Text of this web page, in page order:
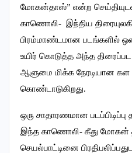
மோகன்தாஸ்” என்ற
காணொலி- இந்திய
பிரம்மாண்டமான படங்களில்
உயிர் கொடுத்த அந்த
ஆளுமை மிக்க நேரடியான
கொண்டாடுகிறது.‌
ஒரு சாதாரணமான
இந்த காணொலி- கீது மோகன்
செயல்பாட்டினை